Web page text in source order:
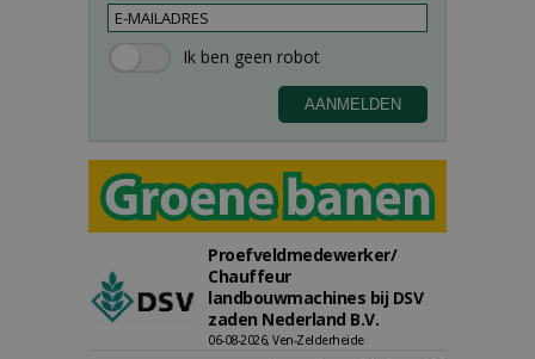
Proefveldmedewerker/
Chauffeur
landbouwmachines bij DSV
zaden Nederland B.V.
06-08-2026, Ven-Zelderheide